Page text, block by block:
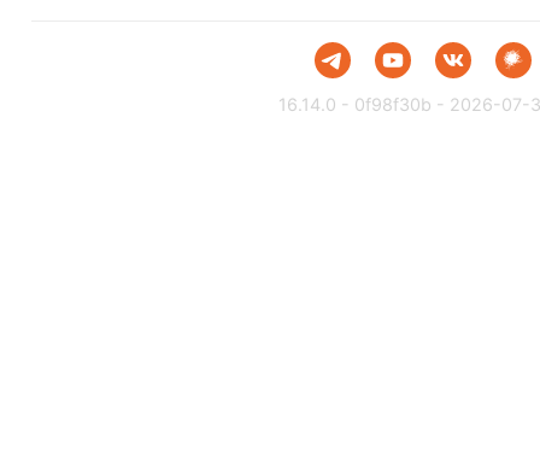
16.14.0 - 0f98f30b - 2026-07-